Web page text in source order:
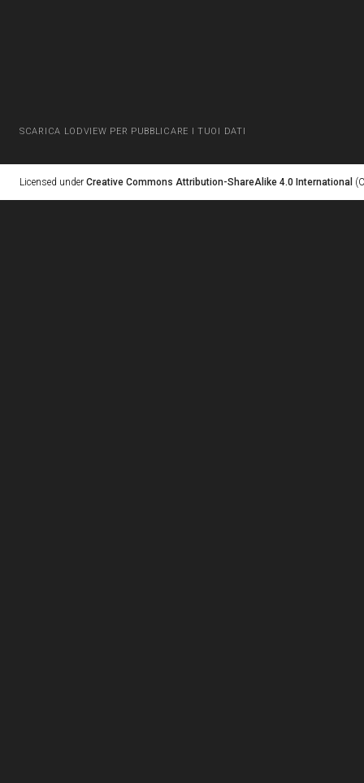
SCARICA LODVIEW PER PUBBLICARE I TUOI DATI
Licensed under Creative Commons Attribution-ShareAlike 4.0 International